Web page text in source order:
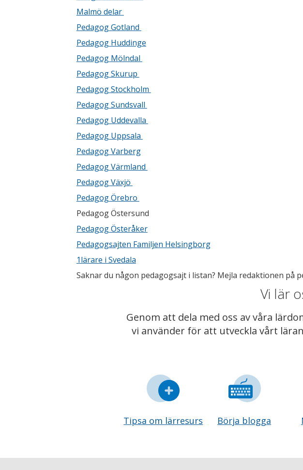
Malmö delar
Pedagog Gotland
Pedagog Huddinge
Pedagog Mölndal
Pedagog Skurup
Pedagog Stockholm
Pedagog Sundsvall
Pedagog Uddevalla
Pedagog Uppsala
Pedagog Varberg
Pedagog Värmland
Pedagog Växjö
Pedagog Örebro
Pedagog Östersund
Pedagog Österåker
Pedagogsajten Familjen Helsingborg
1lärare i Svedala
Saknar du någon pedagogsajt i listan? Mejla redaktionen på
Vi lär
Genom att dela med oss av våra
vi använder för att utveckla vårt
Tipsa om lärresurs Börja blogga